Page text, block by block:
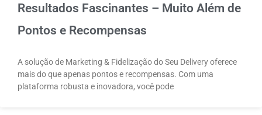
Resultados Fascinantes – Muito Além de
Pontos e Recompensas
A solução de Marketing & Fidelização do Seu Delivery oferece
mais do que apenas pontos e recompensas. Com uma
plataforma robusta e inovadora, você pode